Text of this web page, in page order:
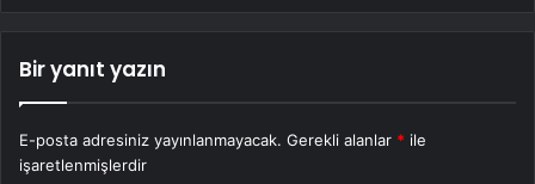
Bir yanıt yazın
E-posta adresiniz yayınlanmayacak. Gerekli alanlar * ile
işaretlenmişlerdir